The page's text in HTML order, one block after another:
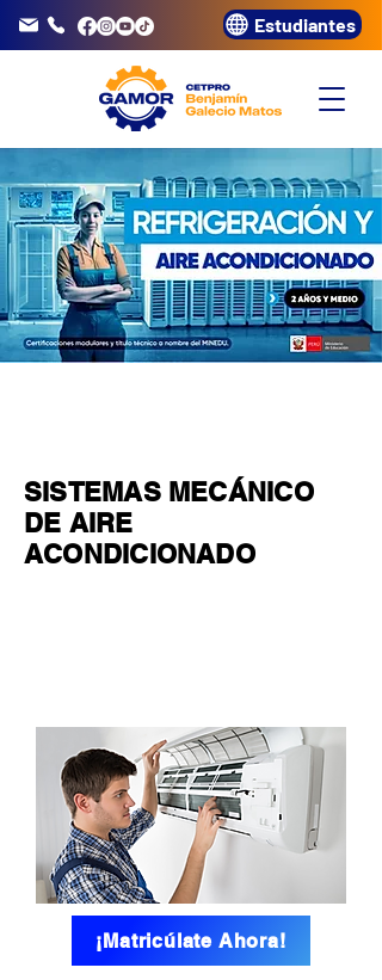
3320072 Estudiantes
SISTEMAS MECÁNICO
DE AIRE
ACONDICIONADO
¡Matricúlate Ahora!